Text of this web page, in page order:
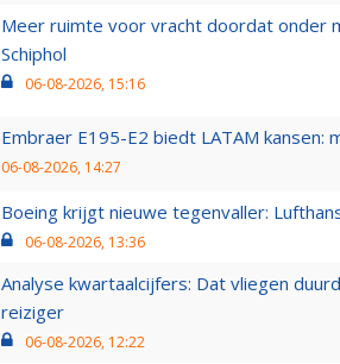
Meer ruimte voor vracht doordat onder
Schiphol
06-08-2026, 15:16
Embraer E195-E2 biedt LATAM
06-08-2026, 14:27
Boeing krijgt nieuwe tegenvaller:
06-08-2026, 13:36
Analyse kwartaalcijfers: Dat vliegen
reiziger
06-08-2026, 12:22